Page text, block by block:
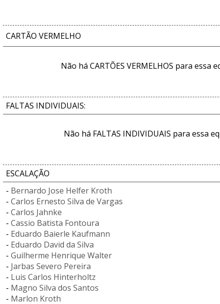
CARTÃO VERMELHO
Não há CARTÕES VERMELHOS para essa
FALTAS INDIVIDUAIS:
Não há FALTAS INDIVIDUAIS para essa
ESCALAÇÃO
- Bernardo Jose Helfer Kroth
- Carlos Ernesto Silva de Vargas
- Carlos Jahnke
- Cassio Batista Fontoura
- Eduardo Baierle Kaufmann
- Eduardo David da Silva
- Guilherme Henrique Walter
- Jarbas Severo Pereira
- Luis Carlos Hinterholtz
- Magno Silva dos Santos
- Marlon Kroth